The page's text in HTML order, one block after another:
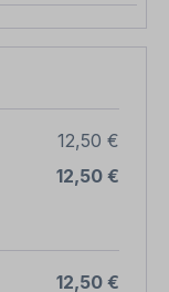
12,50 €
12,50 €
12,50 €